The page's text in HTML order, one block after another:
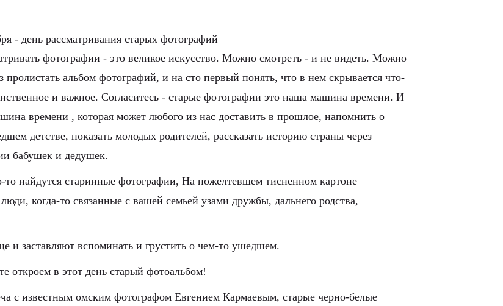
- день рассматривания старых фотографий
фотографии - это великое искусство. Можно смотреть - и не видеть. Можно
пролистать альбом фотографий, и на сто первый понять, что в нем скрывается что-
и важное. Согласитесь - старые фотографии это наша машина времени. И
времени , которая может любого из нас доставить в прошлое, напомнить о
детстве, показать молодых родителей, рассказать историю страны через
бабушек и дедушек.
то найдутся старинные фотографии, На пожелтевшем тисненном картоне
когда-то связанные с вашей семьей узами дружбы, дальнего родства,
и заставляют вспоминать и грустить о чем-то ушедшем.
откроем в этот день старый фотоальбом!
с известным омским фотографом Евгением Кармаевым, старые черно-белые